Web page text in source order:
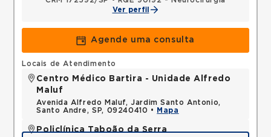
Ver perfil
Agende uma consulta
Locais de Atendimento
Centro Médico Bartira - Unidade Alfredo
Maluf
Avenida Alfredo Maluf, Jardim Santo Antonio,
Santo Andre, SP, 09240410 •
Mapa
Policlínica Taboão da Serra